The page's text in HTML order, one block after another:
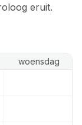
eruit.
woensdag